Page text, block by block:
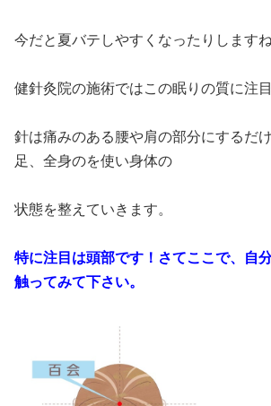
今だと夏バテしやすくなったりしますね
健針灸院の施術ではこの眠りの質に注
針は痛みのある腰や肩の部分にするだ
足、全身のを使い身体の
状態を整えていきます。
特に注目は頭部です！さてここで、自
触ってみて下さい。